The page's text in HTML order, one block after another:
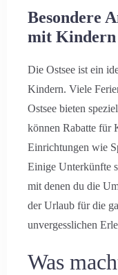
Besondere
mit Kindern
Die Ostsee ist ein
Kindern. Viele
Ostsee bieten
können Rabatte für
Einrichtungen wie
Einige Unterkünfte
mit denen du die
der Urlaub für die
unvergesslichen
Was
Anreise
Abreise
Erwachsene